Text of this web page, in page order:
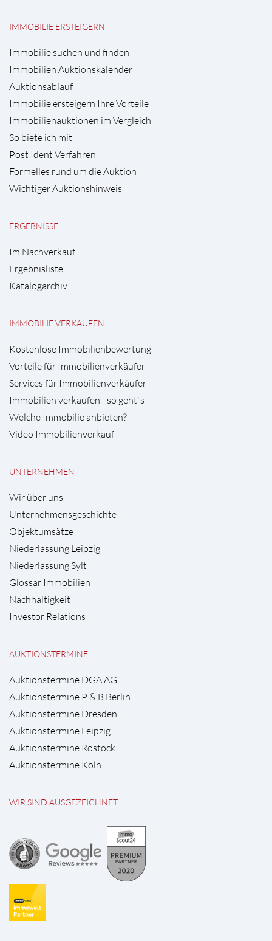
IMMOBILIE ERSTEIGERN
Immobilie suchen und finden
Immobilien Auktionskalender
Auktionsablauf
Immobilie ersteigern Ihre Vorteile
Immobilienauktionen im Vergleich
So biete ich mit
Post Ident Verfahren
Formelles rund um die Auktion
Wichtiger Auktionshinweis
ERGEBNISSE
Im Nachverkauf
Ergebnisliste
Katalogarchiv
IMMOBILIE VERKAUFEN
Kostenlose Immobilienbewertung
Vorteile für Immobilienverkäufer
Services für Immobilienverkäufer
Immobilien verkaufen - so geht`s
Welche Immobilie anbieten?
Video Immobilienverkauf
UNTERNEHMEN
Wir über uns
Unternehmensgeschichte
Objektumsätze
Niederlassung Leipzig
Niederlassung Sylt
Glossar Immobilien
Nachhaltigkeit
Investor Relations
AUKTIONSTERMINE
Auktionstermine DGA AG
Auktionstermine P & B Berlin
Auktionstermine Dresden
Auktionstermine Leipzig
Auktionstermine Rostock
Auktionstermine Köln
WIR SIND AUSGEZEICHNET